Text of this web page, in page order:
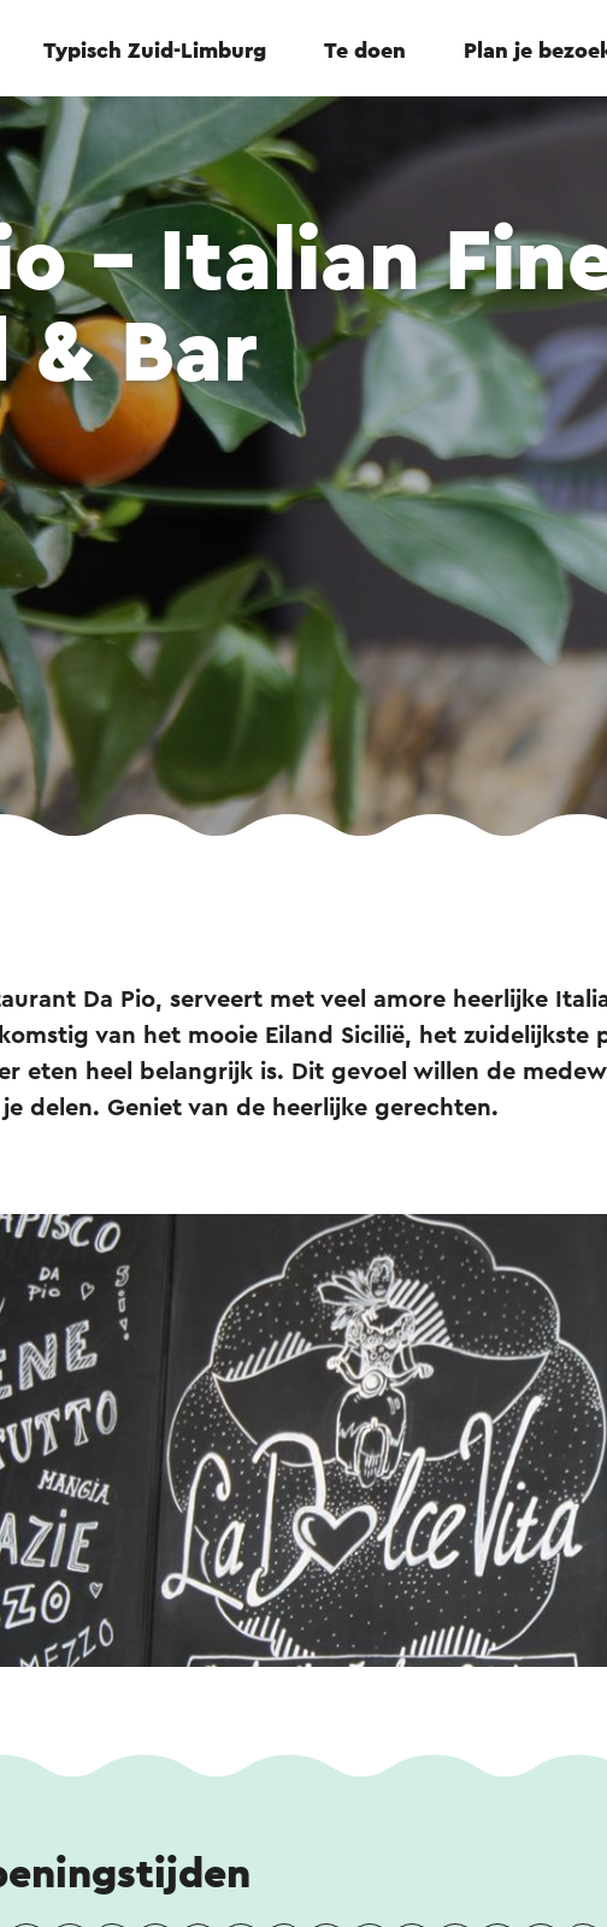
Typisch Zuid-Limburg Te doen Plan je
- Italian
& Bar
Da Pio, serveert met veel amore heerlijke
van het mooie Eiland Sicilië, het zuidelijkste
eten heel belangrijk is. Dit gevoel willen de
delen. Geniet van de heerlijke gerechten.